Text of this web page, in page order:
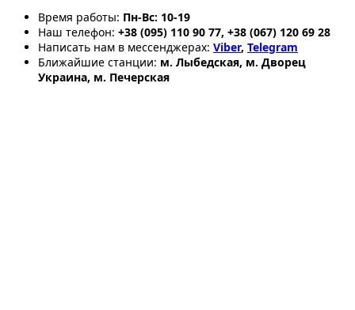
Время работы: Пн-Вс: 10-19
Наш телефон: +38 (095) 110 90 77, +38 (067) 120 69 28
Написать нам в мессенджерах: Viber, Telegram
Ближайшие станции: м. Лыбедская, м. Дворец
Украина, м. Печерская